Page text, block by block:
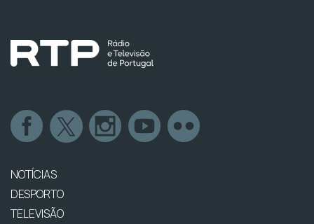
NOTÍCIAS
DESPORTO
TELEVISÃO